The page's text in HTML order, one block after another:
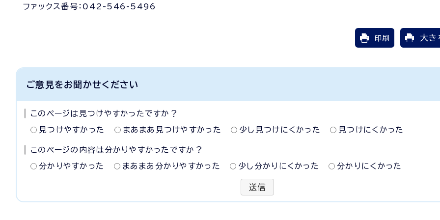
ファックス番号：042-546-5496
印刷 大き
ご意見をお聞かせください
このページは見つけやすかったですか？
見つけやすかった まあまあ見つけやすかった 少し見つけにくかった 見つけにくかった
このページの内容は分かりやすかったですか？
分かりやすかった まあまあ分かりやすかった 少し分かりにくかった 分かりにくかった
送信